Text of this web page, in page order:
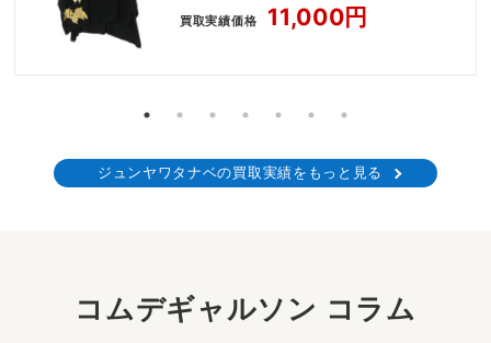
プ箔 ブラウス 変形 ワンピース
買取実績価格 11,000円
ジュンヤワタナベの買取実績をもっと見る
コムデギャルソン コラム